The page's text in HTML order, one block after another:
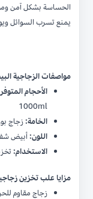
الحساسة بشكل آمن
يمنع تسرب السوائل
مواصفات الزجاجية
الأحجام
1000ml
الخامة:زجاج بورو 3.3 المقاوم
اللون:أبيض
الاستخدام:
مزايا علب تخزين
زجاج مقاوم